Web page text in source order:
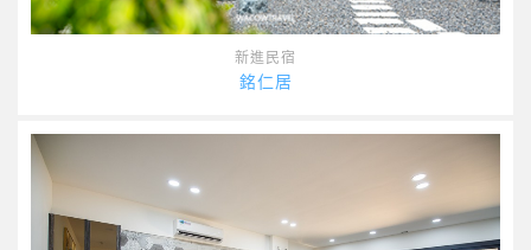
新進民宿
銘仁居